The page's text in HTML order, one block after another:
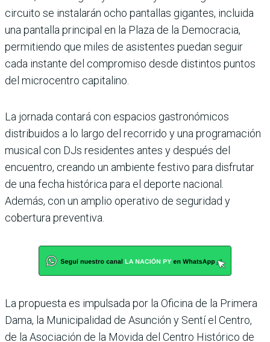
circuito se instalarán ocho pantallas gigantes, incluida
una pantalla principal en la Plaza de la Democracia,
permitiendo que miles de asistentes puedan seguir
cada instante del compromiso desde distintos puntos
del microcentro capitalino.
La jornada contará con espacios gastronómicos
distribuidos a lo largo del recorrido y una programación
musical con DJs residentes antes y después del
encuentro, creando un ambiente festivo para disfrutar
de una fecha histórica para el deporte nacional.
Además, con un amplio operativo de seguridad y
cobertura preventiva.
La propuesta es impulsada por la Oficina de la Primera
Dama, la Municipalidad de Asunción y Sentí el Centro,
de la Asociación de la Movida del Centro Histórico de